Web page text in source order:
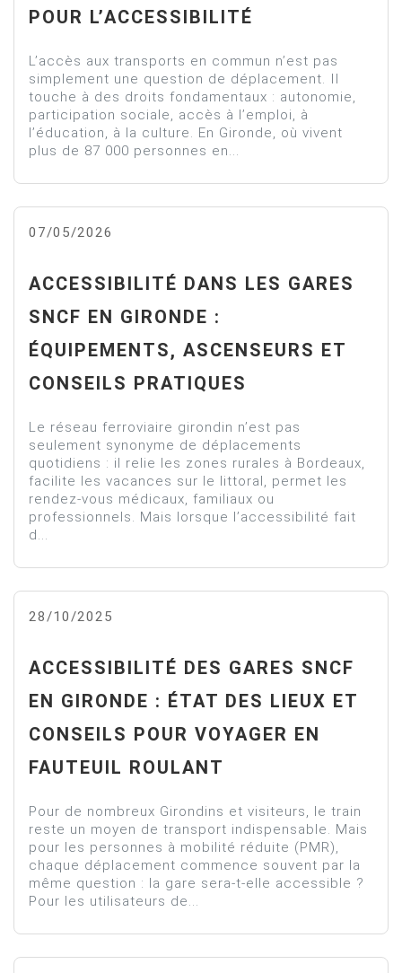
POUR L’ACCESSIBILITÉ
L’accès aux transports en commun n’est pas
simplement une question de déplacement. Il
touche à des droits fondamentaux : autonomie,
participation sociale, accès à l’emploi, à
l’éducation, à la culture. En Gironde, où vivent
plus de 87 000 personnes en...
07/05/2026
ACCESSIBILITÉ DANS LES GARES
SNCF EN GIRONDE :
ÉQUIPEMENTS, ASCENSEURS ET
CONSEILS PRATIQUES
Le réseau ferroviaire girondin n’est pas
seulement synonyme de déplacements
quotidiens : il relie les zones rurales à Bordeaux,
facilite les vacances sur le littoral, permet les
rendez-vous médicaux, familiaux ou
professionnels. Mais lorsque l’accessibilité fait
d...
28/10/2025
ACCESSIBILITÉ DES GARES SNCF
EN GIRONDE : ÉTAT DES LIEUX ET
CONSEILS POUR VOYAGER EN
FAUTEUIL ROULANT
Pour de nombreux Girondins et visiteurs, le train
reste un moyen de transport indispensable. Mais
pour les personnes à mobilité réduite (PMR),
chaque déplacement commence souvent par la
même question : la gare sera-t-elle accessible ?
Pour les utilisateurs de...